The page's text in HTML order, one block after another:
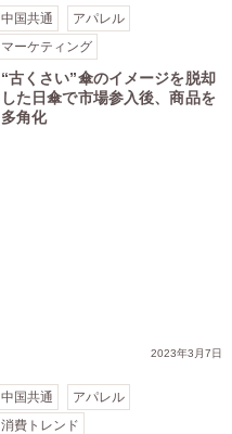
中国共通
アパレル
マーケティング
“古くさい”傘のイメージを脱却
した日傘で市場参入後、商品を
多角化
2023年3月7日
中国共通
アパレル
消費トレンド